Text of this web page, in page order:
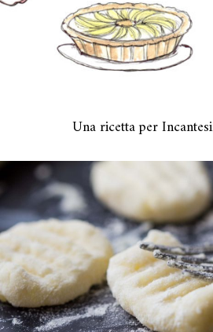
Una ricetta per